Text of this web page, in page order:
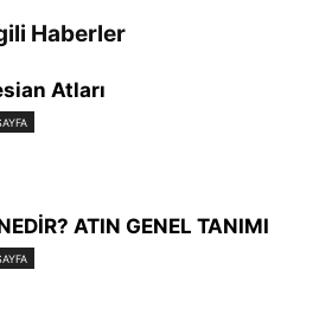
Haberler
Atları
ATIN GENEL TANIMI